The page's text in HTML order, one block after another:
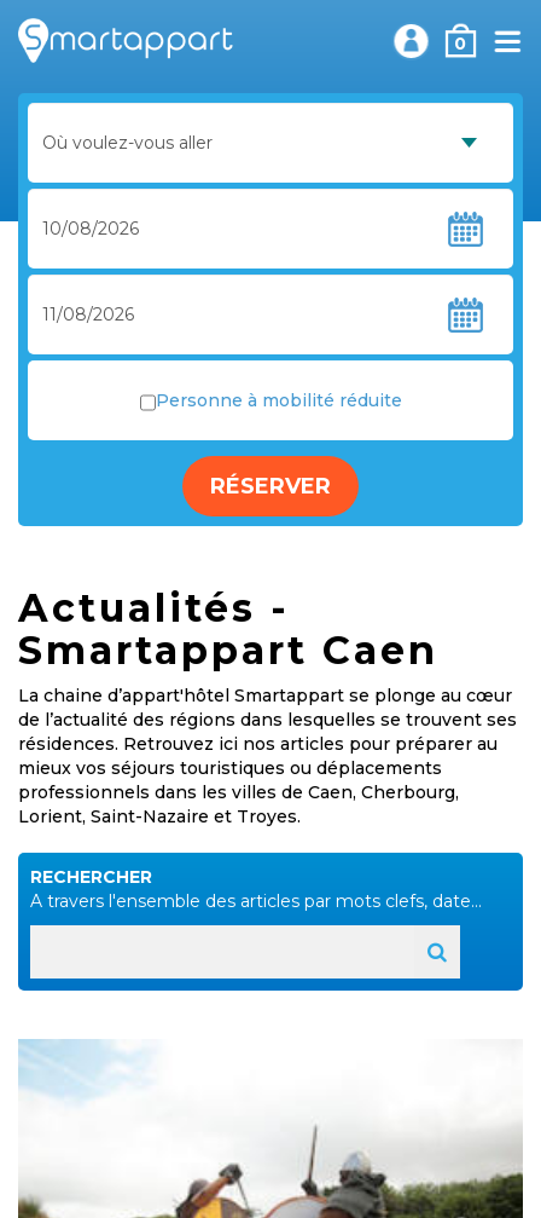
0
Personne à mobilité réduite
RÉSERVER
Actualités -
Smartappart Caen
La chaine d’appart'hôtel Smartappart se plonge au cœur
de l’actualité des régions dans lesquelles se trouvent ses
résidences. Retrouvez ici nos articles pour préparer au
mieux vos séjours touristiques ou déplacements
professionnels dans les villes de Caen, Cherbourg,
Lorient, Saint-Nazaire et Troyes.
RECHERCHER
A travers l'ensemble des articles par mots clefs, date...